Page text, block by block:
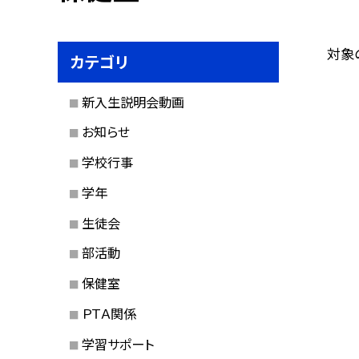
対象
カテゴリ
新入生説明会動画
お知らせ
学校行事
学年
生徒会
部活動
保健室
ＰＴＡ関係
学習サポート